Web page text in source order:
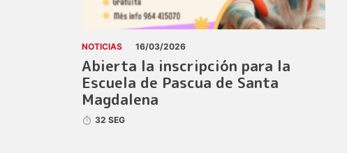
NOTICIAS 16/03/2026
Abierta la inscripción para la
Escuela de Pascua de Santa
Magdalena
32 SEG